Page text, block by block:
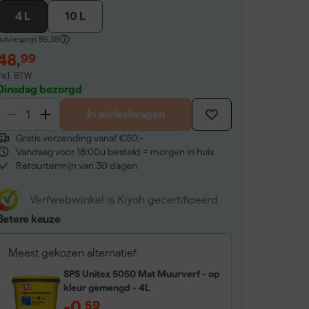
4 L 10 L
85,38
,99
BTW
bezorgd
In winkelwagen
Gratis verzending vanaf €50,-
Vandaag voor 18:00u besteld = morgen in huis
Retourtermijn van 30 dagen
Verfwebwinkel is Kiyoh gecertificeerd
keuze
Meest gekozen alternatief
SPS Unitex 5050 Mat Muurverf - op
kleur gemengd - 4L
59